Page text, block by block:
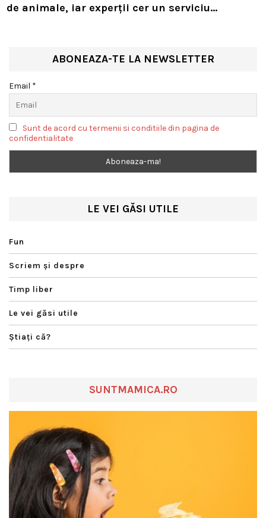
de animale, iar experții cer un serviciu
ABONEAZA-TE LA NEWSLETTER
Email *
Sunt de acord cu termenii si conditiile din pagina de
confidentialitate
LE VEI GĂSI UTILE
Fun
Scriem şi despre
Timp liber
Le vei găsi utile
Ştiaţi că?
SUNTMAMICA.RO